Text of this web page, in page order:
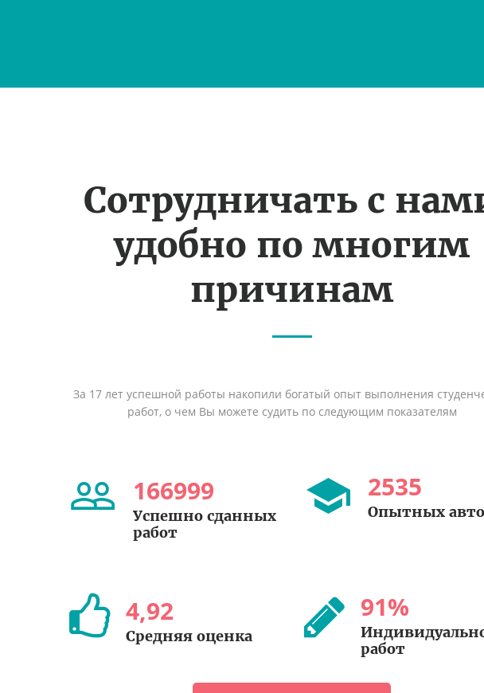
Сотрудничать с
удобно по многим
причинам
За 17 лет успешной работы накопили богатый опыт выполнения
работ, о чем Вы можете судить по следующим показателям
166999
Успешно сданных
работ
2535
Опытных
4,92
Средняя оценка
91%
работ